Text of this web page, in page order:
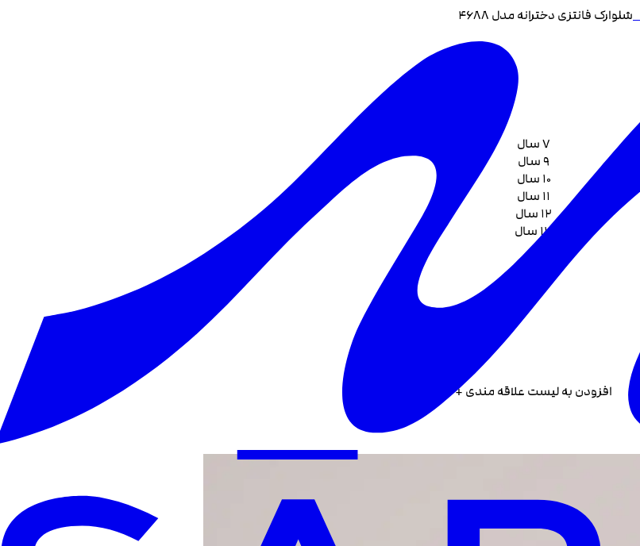
شلوارک فانتزی دخترانه مدل 4688
7 سال
9 سال
10 سال
11 سال
12 سال
13 سال
افزودن به لیست علاقه مندی +